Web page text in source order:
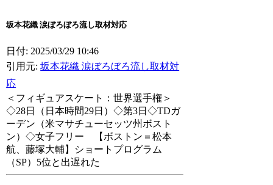
坂本花織 涙ぼろぼろ流し取材対応
日付: 2025/03/29 10:46
引用元:坂本花織 涙ぼろぼろ流し取材対
応
＜フィギュアスケート：世界選手権＞
◇28日（日本時間29日）◇第3日◇TDガ
ーデン（米マサチューセッツ州ボスト
ン）◇女子フリー 【ボストン＝松本
航、藤塚大輔】ショートプログラム
（SP）5位と出遅れた